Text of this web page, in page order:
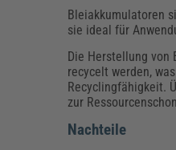
Bleiakkumulatoren
sie ideal für
Die Herstellung von
recycelt werden,
Recyclingfähigkeit.
zur
Nachteile